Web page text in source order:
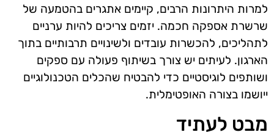
למרות היתרונות הרבים, קיימים אתגרים בהטמעה של
שרשרת אספקה חכמה. יזמים צריכים להיות ערניים
לתהליכים, להכשרות עובדים ולשינויים תרבותיים בתוך
הארגון. לעיתים יש צורך בשיתוף פעולה עם ספקים
ושותפים לוגיסטיים כדי להבטיח שהכלים הטכנולוגיים
ייושמו בצורה האופטימלית.
מבט לעתיד